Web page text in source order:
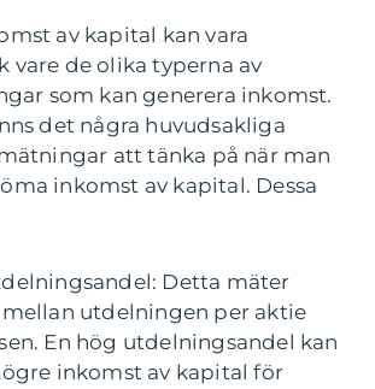
av kapital kan vara
vare de olika typerna av
som kan generera inkomst.
det några huvudsakliga
att tänka på när man
inkomst av kapital. Dessa
Detta mäter
utdelningen per aktie
En hög utdelningsandel kan
inkomst av kapital för